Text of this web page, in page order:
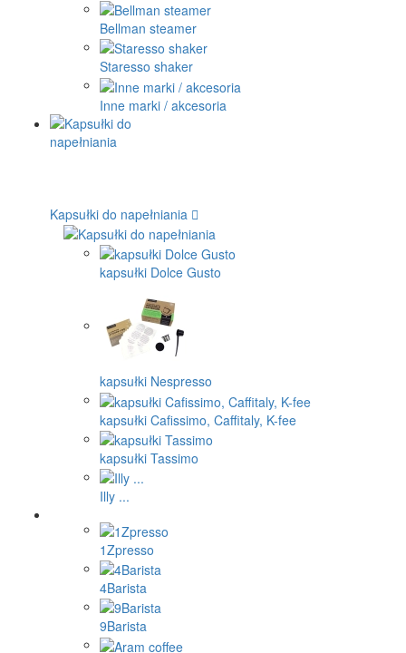
Bellman steamer
Staresso shaker
Inne marki / akcesoria
Kapsułki do napełniania
kapsułki Dolce Gusto
kapsułki Nespresso
kapsułki Cafissimo, Caffitaly, K-fee
kapsułki Tassimo
Illy ...
1Zpresso
4Barista
9Barista